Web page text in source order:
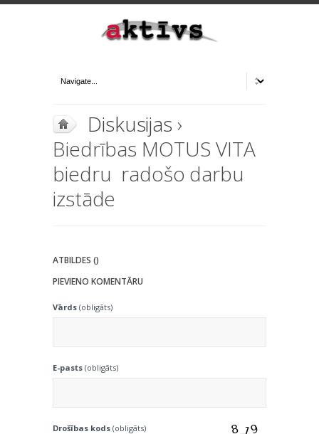
Diskusijas ›
Biedrības MOTUS VITA
biedru radošo darbu
izstāde
ATBILDES ()
PIEVIENO KOMENTĀRU
Vārds (obligāts)
E-pasts (obligāts)
Drošības kods (obligāts)